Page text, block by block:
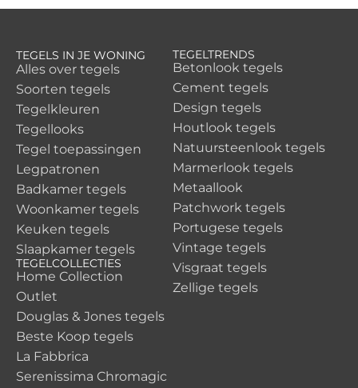
TEGELS IN JE WONING
Alles over tegels
Soorten tegels
Tegelkleuren
Tegellooks
Tegel toepassingen
Legpatronen
Badkamer tegels
Woonkamer tegels
Keuken tegels
Slaapkamer tegels
TEGELCOLLECTIES
Home Collection
Outlet
Douglas & Jones tegels
Beste Koop tegels
La Fabbrica
Serenissima Chromagic
TEGELTRENDS
Betonlook tegels
Cement tegels
Design tegels
Houtlook tegels
Natuursteenlook tegels
Marmerlook tegels
Metaallook
Patchwork tegels
Portugese tegels
Vintage tegels
Visgraat tegels
Zellige tegels